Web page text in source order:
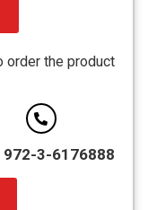
order the product
: 972-3-6176888